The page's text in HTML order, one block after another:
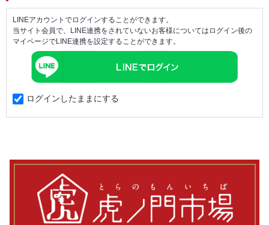
LINEアカウントでログインすることができます。
当サイト会員で、LINE連携をされていないお客様についてはログイン後の
マイページでLINE連携を設定することができます。
ログインしたままにする